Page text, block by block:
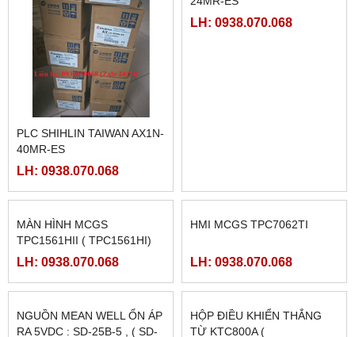
PLC SHIHLIN TAIWAN AX1N-
40MR-ES
LH: 0938.070.068